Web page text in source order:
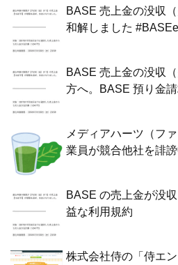
BASE 売上金の没収
和解しました
BASE 売上金の没収
方へ。BASE 預り金
メディアハーツ（フ
業員が競合他社を誹
BASE の売上金が没
益な利用規約
株式会社侍の「侍エ